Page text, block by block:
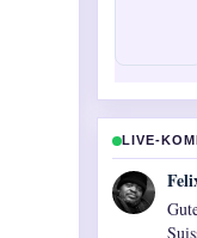
LIVE-